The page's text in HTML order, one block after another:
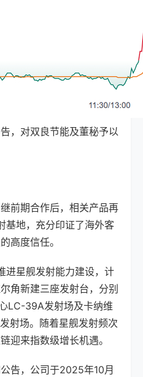
，对双良节能及董秘予以
前期合作后，相关产品再
基地，充分印证了海外客
高度信任。
进星舰发射能力建设，计
角新建三座发射台，分别
LC-39A发射场及卡纳维
射场。随着星舰发射频次
迎来指数级增长机遇。
告，公司于2025年10月